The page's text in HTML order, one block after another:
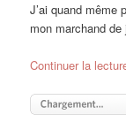
J’ai quand même
mon marchand
Continuer la